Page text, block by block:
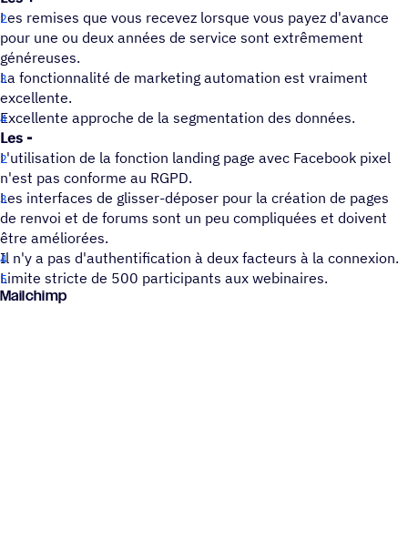
Les remises que vous recevez lorsque vous payez d'avance
pour une ou deux années de service sont extrêmement
généreuses.
La fonctionnalité de marketing automation est vraiment
excellente.
Excellente approche de la segmentation des données.
Les -
L'utilisation de la fonction landing page avec Facebook pixel
n'est pas conforme au RGPD.
Les interfaces de glisser-déposer pour la création de pages
de renvoi et de forums sont un peu compliquées et doivent
être améliorées.
Il n'y a pas d'authentification à deux facteurs à la connexion.
Limite stricte de 500 participants aux webinaires.
Mailchimp